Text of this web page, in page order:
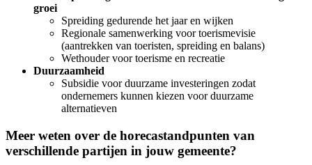
groei
Spreiding gedurende het jaar en wijken
Regionale samenwerking voor toerismevisie
(aantrekken van toeristen, spreiding en balans)
Wethouder voor toerisme en recreatie
Duurzaamheid
Subsidie voor duurzame investeringen zodat
ondernemers kunnen kiezen voor duurzame
alternatieven
Meer weten over de horecastandpunten van
verschillende partijen in jouw gemeente?